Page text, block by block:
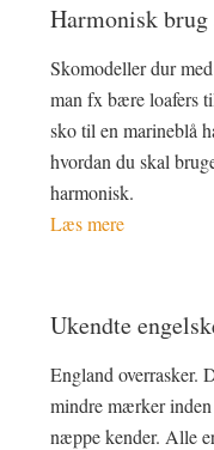
Harmonisk brug
Skomodeller dur
man fx bære loafers
sko til en marineblå
hvordan du skal
harmonisk.
Læs mere
Ukendte
England overrasker.
mindre mærker
næppe kender. Alle